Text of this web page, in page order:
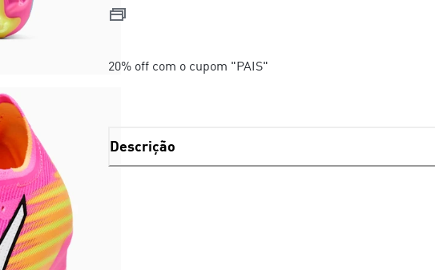
20% off com o cupom "PAIS"
Descrição